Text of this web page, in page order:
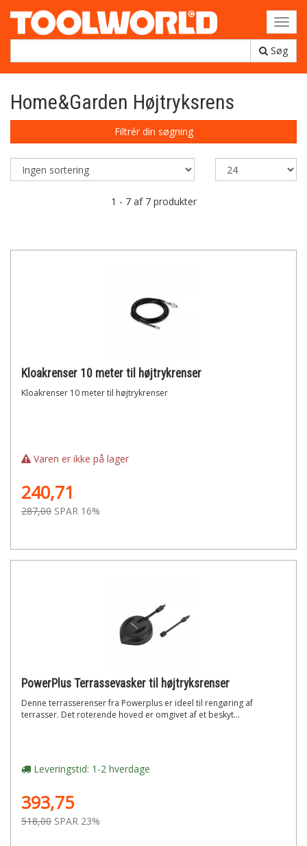
Søg
Home&Garden Højtryksrens
Filtrér din søgning
1 - 7 af 7 produkter
Kloakrenser 10 meter til højtrykrenser
Kloakrenser 10 meter til højtrykrenser
Varen er ikke på lager
240,71
287,00 SPAR 16%
PowerPlus Terrassevasker til højtryksrenser
Denne terrasserenser fra Powerplus er ideel til rengøring af
terrasser. Det roterende hoved er omgivet af et beskyt...
Leveringstid: 1-2 hverdage
393,75
518,00 SPAR 23%